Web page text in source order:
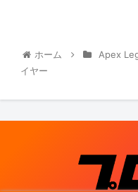
ホーム Apex
イヤー